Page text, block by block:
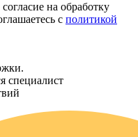
на обработку
с политикой
специалист